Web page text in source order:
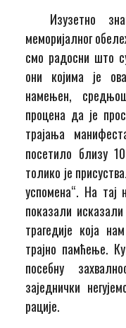
Изузетно
меморијалног
смо радосни што
они којима је
намењен,
процена да је
трајања
посетило близу
толико је
успомена“. На тај
показали
трагедије која
трајно памћење.
посебну
заједнички
рације.